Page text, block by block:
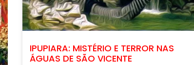
IPUPIARA: MISTÉRIO E TERROR NAS
ÁGUAS DE SÃO VICENTE